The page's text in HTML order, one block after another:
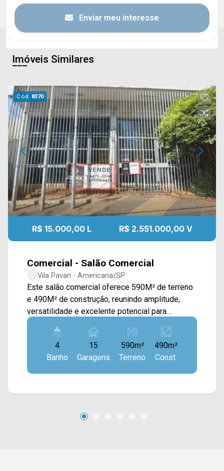
Enviar meu interesse
Imóveis Similares
Cód. 8370
R$ 15.000,00 L R$ 2.551.000,00 V
Comercial - Salão Comercial
Vila Pavan - Americana/SP
Este salão comercial oferece 590M² de terreno
e 490M² de construção, reunindo amplitude,
versatilidade e excelente potencial para
empresas que buscam um imóvel estratégico
em uma das regiões mais valorizadas da
pavimentos, com piso superior e piso inferior,
proporcionando uma configuração flexível para
clínicas, escritórios corporativos, escolas,
lojas de grande porte e empresas de prestação
4
Banho
15
Garagens
590m²
Terreno
490m²
Const.